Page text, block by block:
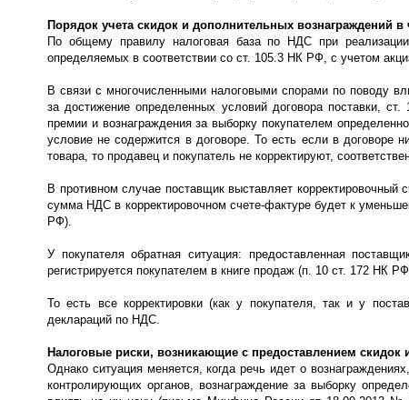
Порядок учета скидок и дополнительных вознаграждений в
По общему правилу налоговая база по НДС при
определяемых в соответствии со ст. 105.3 НК РФ, с учетом
В связи с многочисленными налоговыми спорами по поводу
за достижение определенных условий договора поставки,
премии и вознаграждения за выборку покупателем
условие не содержится в договоре. То есть если в договоре
товара, то продавец и покупатель не корректируют,
В противном случае поставщик выставляет корректировочный
сумма НДС в корректировочном счете-фактуре будет к
РФ).
У покупателя обратная ситуация: предоставленная
регистрируется покупателем в книге продаж (п. 10 ст. 172 НК
То есть все корректировки (как у покупателя, так и у
деклараций по НДС.
Налоговые риски, возникающие с предоставлением скидок
Однако ситуация меняется, когда речь идет о
контролирующих органов, вознаграждение за выборку